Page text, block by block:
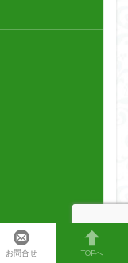
お問合せ TOPへ